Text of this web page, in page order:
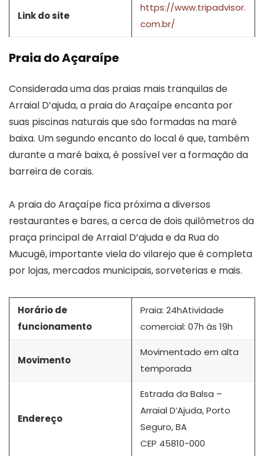
Link do site
https://www.tripadvisor.
com.br/
Praia do Açaraípe
Considerada uma das praias mais tranquilas de
Arraial D’ajuda, a praia do Araçaípe encanta por
suas piscinas naturais que são formadas na maré
baixa. Um segundo encanto do local é que, também
durante a maré baixa, é possível ver a formação da
barreira de corais.
A praia do Araçaípe fica próxima a diversos
restaurantes e bares, a cerca de dois quilômetros da
praça principal de Arraial D’ajuda e da Rua do
Mucugê, importante viela do vilarejo que é completa
por lojas, mercados municipais, sorveterias e mais.
Horário de
funcionamento
Praia: 24hAtividade
comercial: 07h às 19h
Movimento
Movimentado em alta
temporada
Endereço
Estrada da Balsa –
Arraial D’Ajuda, Porto
Seguro, BA
CEP 45810-000